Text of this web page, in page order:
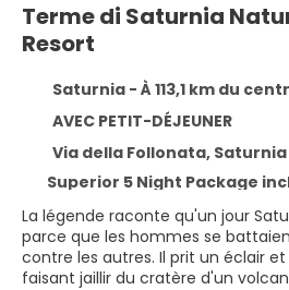
Terme di Saturnia
Resort
Saturnia - À 113,1 km du
AVEC PETIT-DÉJEUNER
Via della Follonata, Saturnia
Superior 5 Night Package
La légende raconte qu'un jour
parce que les hommes se
contre les autres. Il prit un éclair
faisant jaillir du cratère d'un